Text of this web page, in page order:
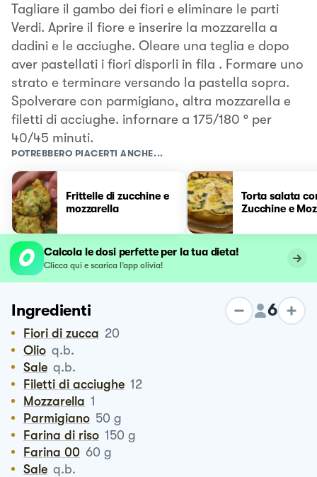
Tagliare il gambo dei fiori e eliminare le parti
Verdi. Aprire il fiore e inserire la mozzarella a
dadini e le acciughe. Oleare una teglia e dopo
aver pastellati i fiori disporli in fila . Formare uno
strato e terminare versando la pastella sopra.
Spolverare con parmigiano, altra mozzarella e
filetti di acciughe. infornare a 175/180 ° per
40/45 minuti.
POTREBBERO PIACERTI ANCHE...
Frittelle di zucchine e
mozzarella
Torta salata
Zucchine e
Calcola le dosi perfette per la tua dieta!
Clicca qui e scarica l’app olivia!
Ingredienti 6
Fiori di zucca 20
Olio q.b.
Sale q.b.
Filetti di acciughe 12
Mozzarella 1
Parmigiano 50 g
Farina di riso 150 g
Farina 00 60 g
Sale q.b.